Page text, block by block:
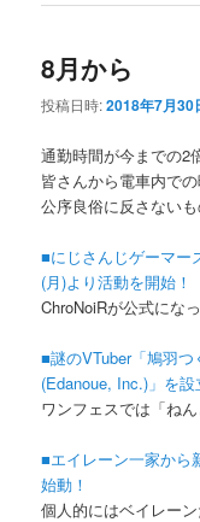
8月から
投稿日時:2018年7月30
通勤時間が今までの2
皆さんから電車内で
公序良俗に反さないも
■にじさんじゲーマー
(月)より活動を開始！
ChroNoiRが公式にな
■謎のVTuber「鳩羽
(Edanoue, Inc.)」を設
ワンフェスでは「ね
■エイレーン一家から
始動！
個人的にはベイレーン